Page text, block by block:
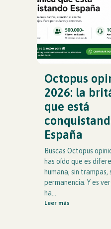
Octopus
2026: la
que está
España
Buscas Octopus
has oído que es
humana, sin trampas,
permanencia. Y es
ha...
Leer más